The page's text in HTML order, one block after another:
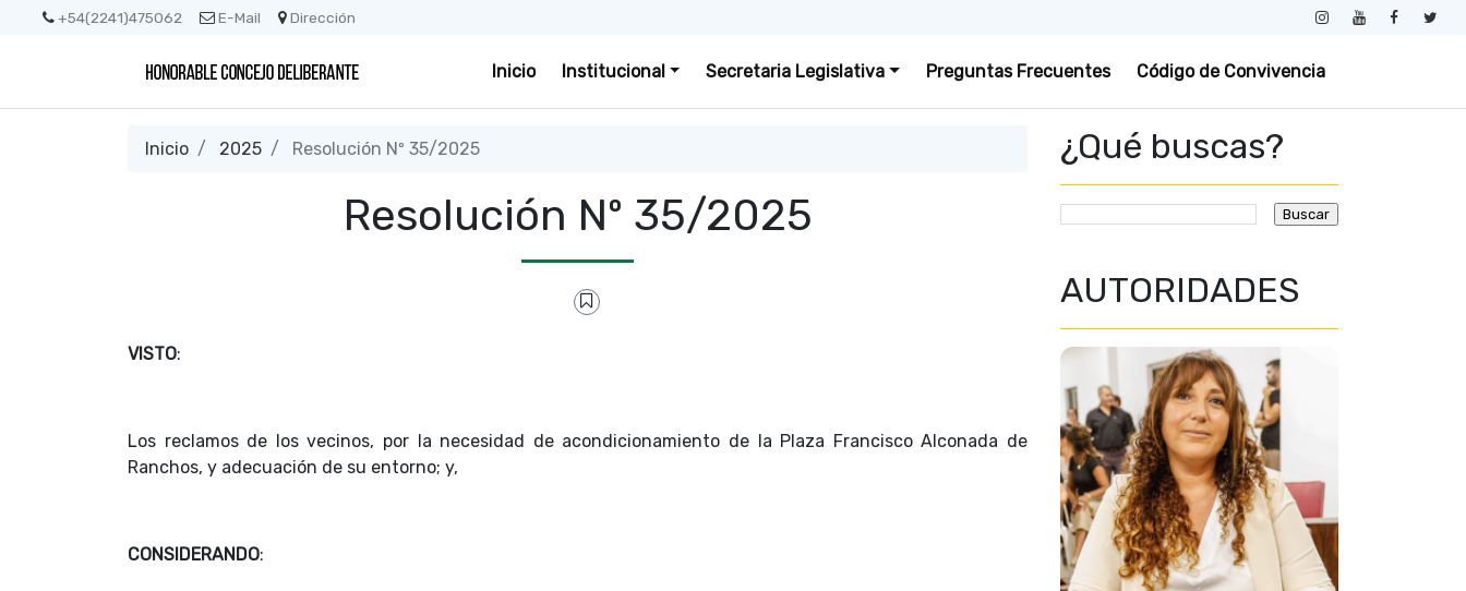
+54(2241)475062 E-Mail Dirección
Inicio Institucional Secretaria Legislativa Preguntas Frecuentes Código de Convivencia
Inicio 2025 Resolución Nº 35/2025
Resolución Nº 35/2025
VISTO:
Los reclamos de los vecinos, por la necesidad de acondicionamiento de la Plaza Francisco Alconada de
Ranchos, y adecuación de su entorno; y,
CONSIDERANDO:
¿Qué buscas?
AUTORIDADES